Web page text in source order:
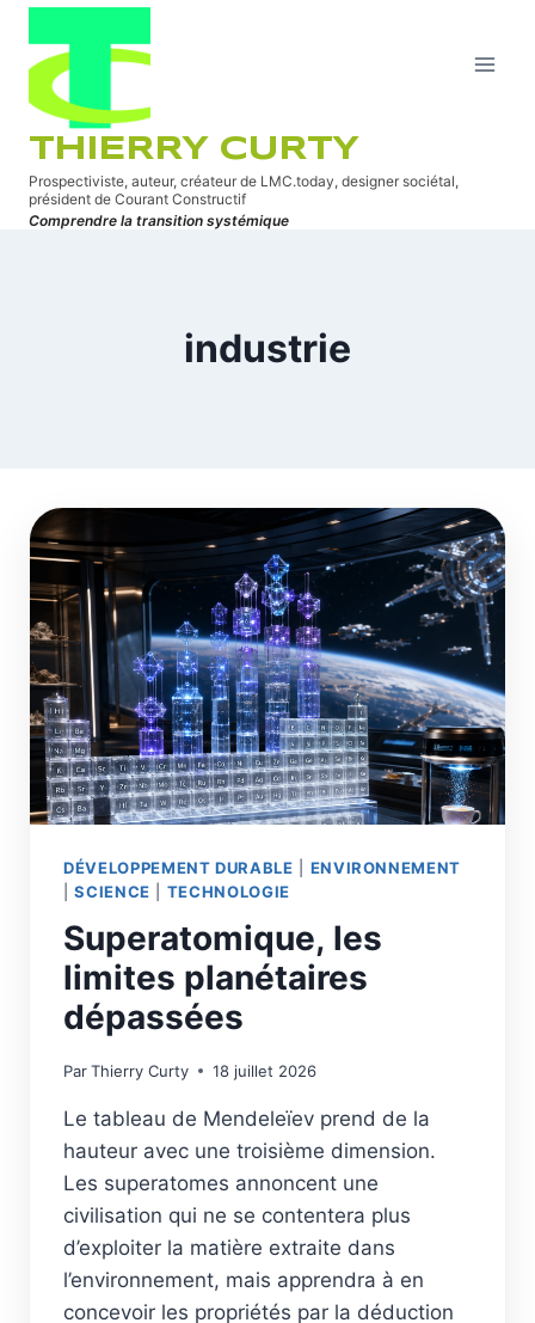
Aller
contenu
THIERRY CURTY
Prospectiviste, auteur, créateur de LMC.today, designer sociétal,
président de Courant Constructif
Comprendre la transition systémique
industrie
DÉVELOPPEMENT DURABLE
ENVIRONNEMENT
|SCIENCE TECHNOLOGIE
Superatomique, les
limites planétaires
dépassées
ParThierry Curty 18 juillet 2026
Le tableau de Mendeleïev prend de la
hauteur avec une troisième dimension.
Les superatomes annoncent une
civilisation qui ne se contentera plus
d’exploiter la matière extraite dans
l’environnement, mais apprendra à en
concevoir les propriétés par la déduction